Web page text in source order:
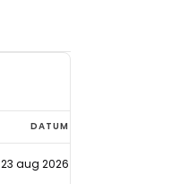
DATUM
23 aug 2026